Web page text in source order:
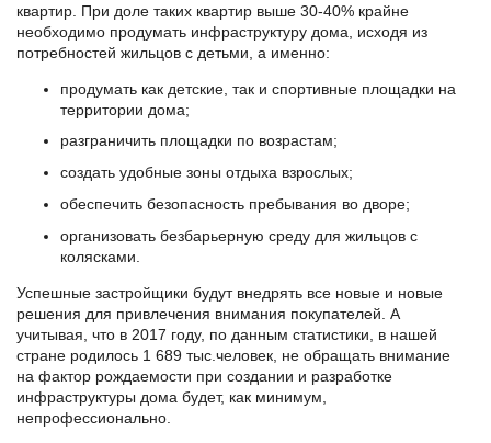
квартир. При доле таких квартир выше 30-40% крайне
необходимо продумать инфраструктуру дома, исходя из
потребностей жильцов с детьми, а именно:
продумать как детские, так и спортивные площадки на
территории дома;
разграничить площадки по возрастам;
создать удобные зоны отдыха взрослых;
обеспечить безопасность пребывания во дворе;
организовать безбарьерную среду для жильцов с
колясками.
Успешные застройщики будут внедрять все новые и новые
решения для привлечения внимания покупателей. А
учитывая, что в 2017 году, по данным статистики, в нашей
стране родилось 1 689 тыс.человек, не обращать внимание
на фактор рождаемости при создании и разработке
инфраструктуры дома будет, как минимум,
непрофессионально.